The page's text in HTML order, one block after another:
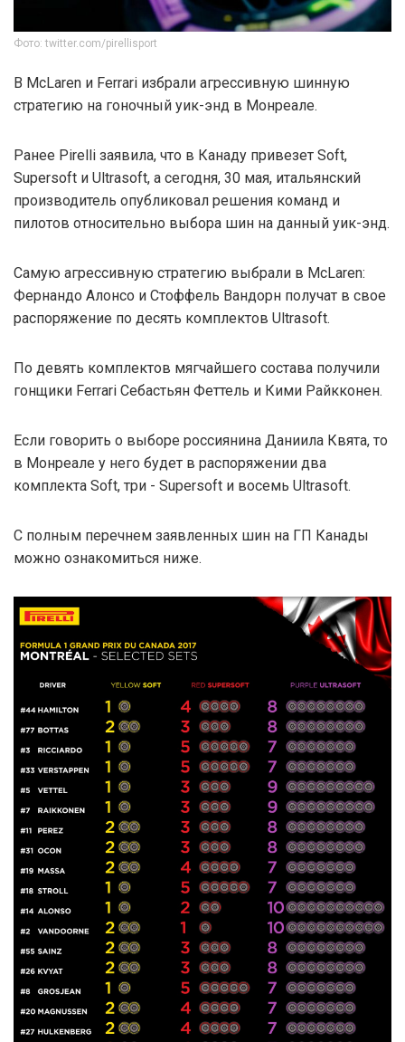
Фото: twitter.com/pirellisport
В McLaren и Ferrari избрали агрессивную шинную
стратегию на гоночный уик-энд в Монреале.
Ранее Pirelli заявила, что в Канаду привезет Soft,
Supersoft и Ultrasoft, а сегодня, 30 мая, итальянский
производитель опубликовал решения команд и
пилотов относительно выбора шин на данный уик-энд.
Самую агрессивную стратегию выбрали в McLaren:
Фернандо Алонсо и Стоффель Вандорн получат в свое
распоряжение по десять комплектов Ultrasoft.
По девять комплектов мягчайшего состава получили
гонщики Ferrari Себастьян Феттель и Кими Райкконен.
Если говорить о выборе россиянина Даниила Квята, то
в Монреале у него будет в распоряжении два
комплекта Soft, три - Supersoft и восемь Ultrasoft.
С полным перечнем заявленных шин на ГП Канады
можно ознакомиться ниже.